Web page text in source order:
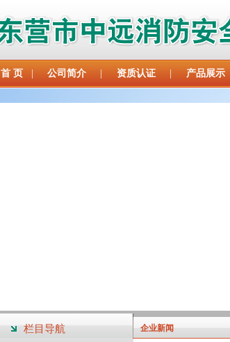
首 页 公司简介 资质认证 产品展示
栏目导航 企业新闻